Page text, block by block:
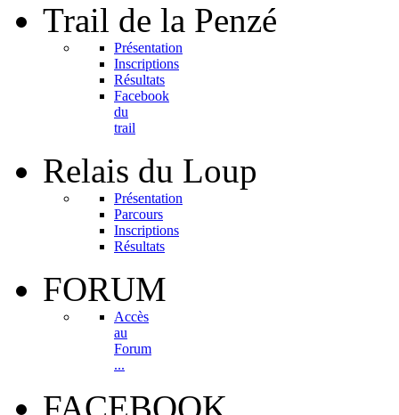
Trail de la Penzé
Présentation
Inscriptions
Résultats
Facebook
du
trail
Relais du Loup
Présentation
Parcours
Inscriptions
Résultats
FORUM
Accès
au
Forum
...